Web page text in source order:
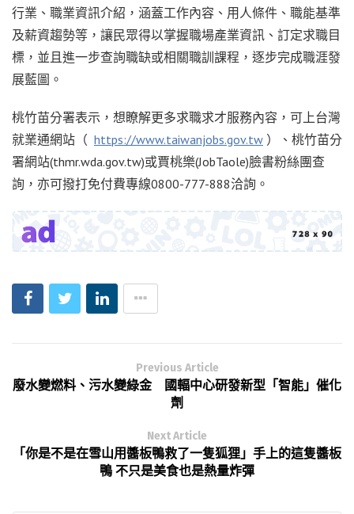
行業、職業資訊介紹，涵蓋工作內容、用人條件、職能基準
及薪資趨勢等，讓民眾得以掌握職場產業資訊、訂定求職目
標，並且進一步查詢職缺或相關職訓課程，逐步完成職涯發
展藍圖。
桃竹苗分署表示，想瞭解更多求職求才服務內容，可上台灣
就業通網站（ https://www.taiwanjobs.gov.tw ）、桃竹苗分
署網站(thmr.wda.gov.tw)或賈桃樂(JobTaole)臉書粉絲團查
詢，亦可撥打免付費專線0800-777-888洽詢。
Previous Article
廢水變燃料、污水變綠金 國輻中心研發新型「智能」催化
劑
Next Article
「你是不是在雪山用醬板鴨救了一隻狐狸」手上的這隻醬板
鴨 不只是美食也是熱量炸彈